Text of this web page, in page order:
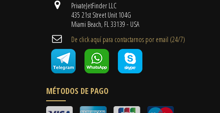
PrivateJetFinder LLC
435 21st Street Unit 104G
Miami Beach, FL 33139 - USA
De click aquí para contactarnos por email ​(24/7)
MÉTODOS DE PAGO